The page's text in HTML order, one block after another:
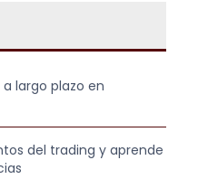
largo plazo en
del trading y aprende